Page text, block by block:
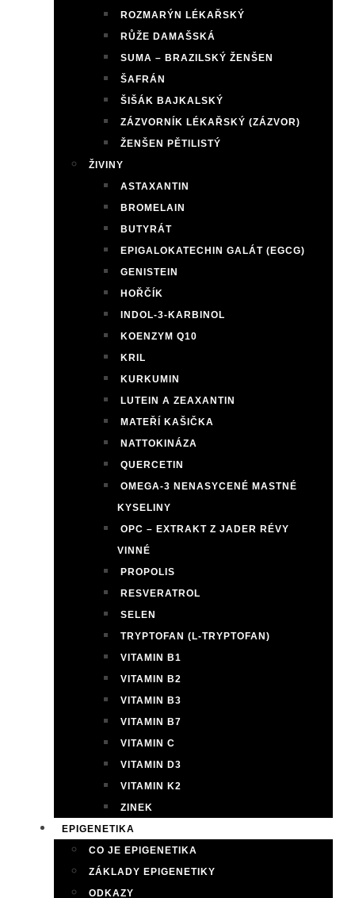
ROZMARÝN LÉKAŘSKÝ
RŮŽE DAMAŠSKÁ
SUMA – BRAZILSKÝ ŽENŠEN
ŠAFRÁN
ŠIŠÁK BAJKALSKÝ
ZÁZVORNÍK LÉKAŘSKÝ (ZÁZVOR)
ŽENŠEN PĚTILISTÝ
ŽIVINY
ASTAXANTIN
BROMELAIN
BUTYRÁT
EPIGALOKATECHIN GALÁT (EGCG)
GENISTEIN
HOŘČÍK
INDOL-3-KARBINOL
KOENZYM Q10
KRIL
KURKUMIN
LUTEIN A ZEAXANTIN
MATEŘÍ KAŠIČKA
NATTOKINÁZA
QUERCETIN
OMEGA-3 NENASYCENÉ MASTNÉ
KYSELINY
OPC – EXTRAKT Z JADER RÉVY
VINNÉ
PROPOLIS
RESVERATROL
SELEN
TRYPTOFAN (L-TRYPTOFAN)
VITAMIN B1
VITAMIN B2
VITAMIN B3
VITAMIN B7
VITAMIN C
VITAMIN D3
VITAMIN K2
ZINEK
EPIGENETIKA
CO JE EPIGENETIKA
ZÁKLADY EPIGENETIKY
ODKAZY